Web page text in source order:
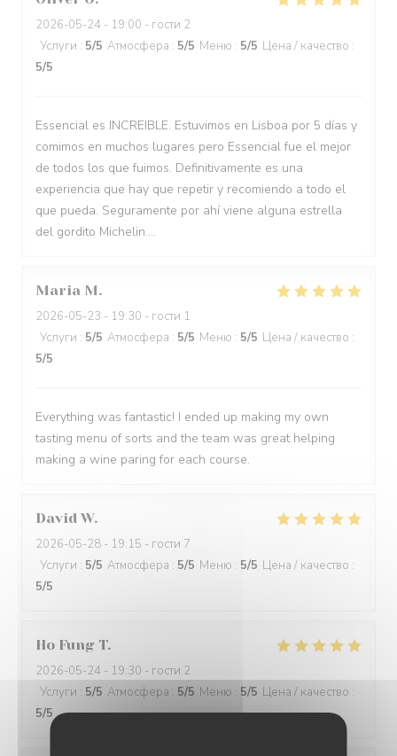
2026-05-24 - 19:00 - гости 2
Услуги : 5/5 Атмосфера : 5/5 Меню : 5/5 Цена / качество :
5/5
Essencial es INCREIBLE. Estuvimos en Lisboa por 5 días y
comimos en muchos lugares pero Essencial fue el mejor
de todos los que fuimos. Definitivamente es una
experiencia que hay que repetir y recomiendo a todo el
que pueda. Seguramente por ahí viene alguna estrella
del gordito Michelin....
Maria M
2026-05-23 - 19:30 - гости 1
Услуги : 5/5 Атмосфера : 5/5 Меню : 5/5 Цена / качество :
5/5
Everything was fantastic! I ended up making my own
tasting menu of sorts and the team was great helping
making a wine paring for each course.
David W
2026-05-28 - 19:15 - гости 7
Услуги : 5/5 Атмосфера : 5/5 Меню : 5/5 Цена / качество :
5/5
Ho Fung T
2026-05-24 - 19:30 - гости 2
Услуги : 5/5 Атмосфера : 5/5 Меню : 5/5 Цена / качество :
5/5